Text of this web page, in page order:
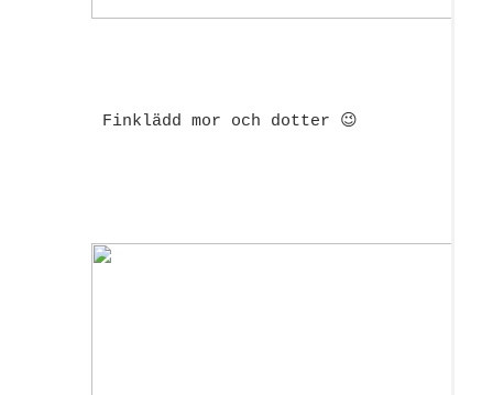
Finklädd mor och dotter 😉